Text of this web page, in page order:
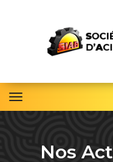
toggle navigation
Nos